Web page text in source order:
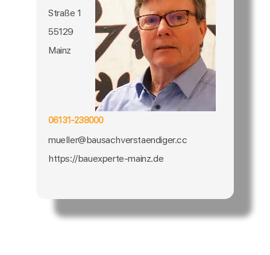
Straße 1
55129
Mainz
06131-238000
mueller@bausachverstaendiger.cc
https://bauexperte-mainz.de